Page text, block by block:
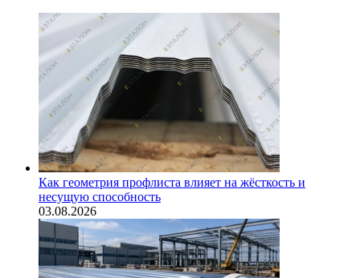
Как геометрия профлиста влияет на жёсткость и
несущую способность
03.08.2026